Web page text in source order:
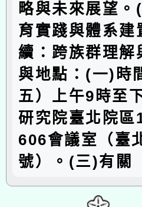
略與未來展望
育實踐與體系
續：跨族群理解
與地點：(一)時
五）上午9時至
研究院臺北院
606會議室（臺
號）。(三)有關